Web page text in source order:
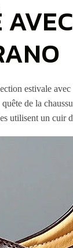
estivale
de la
utilisent un